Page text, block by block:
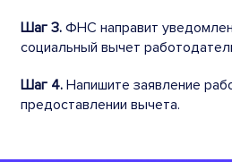
Шаг 3. ФНС направит
социальный вычет
Шаг 4. Напишите заявление
предоставлении вычета.